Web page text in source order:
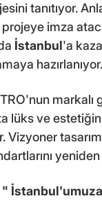
tanıtıyor.
imza
İstanbul'a
hazırlanıyor.
lüks ve
Vizyoner
yeniden
" İstanbul